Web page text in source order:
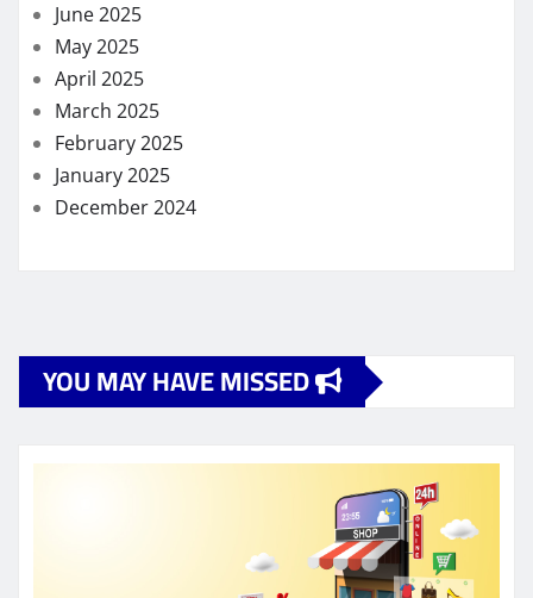
June 2025
May 2025
April 2025
March 2025
February 2025
January 2025
December 2024
YOU MAY HAVE MISSED